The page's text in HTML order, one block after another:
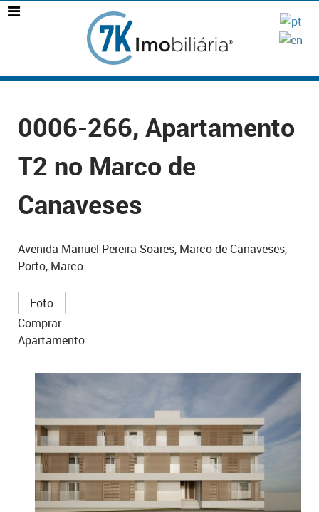
0006-266, Apartamento
T2 no Marco de
Canaveses
Avenida Manuel Pereira Soares, Marco de Canaveses,
Porto, Marco
Foto
Comprar
Apartamento